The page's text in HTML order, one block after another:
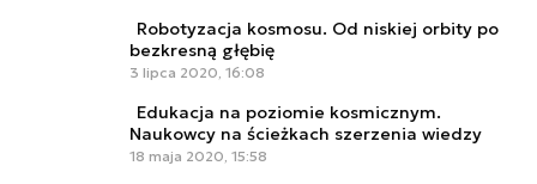
Robotyzacja kosmosu. Od niskiej orbity po
bezkresną głębię
3 lipca 2020, 16:08
Edukacja na poziomie kosmicznym.
Naukowcy na ścieżkach szerzenia wiedzy
18 maja 2020, 15:58